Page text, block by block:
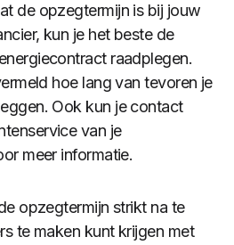
de opzegtermijn is bij jouw
kun je het beste de
raadplegen.
hoe lang van tevoren je
Ook kun je contact
van je
meer informatie.
opzegtermijn strikt na te
te maken kunt krijgen met